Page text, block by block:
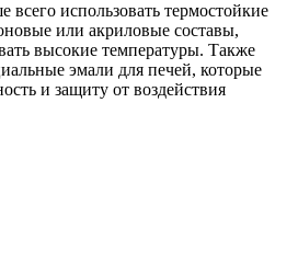
всего использовать термостойкие
или акриловые составы,
высокие температуры. Также
эмали для печей, которые
и защиту от воздействия